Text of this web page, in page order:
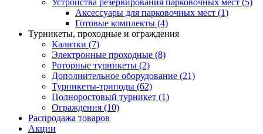
Устройства резервирования парковочных мест (5)
Аксессуары для парковочных мест (1)
Готовые комплекты (4)
Турникеты, проходные и ограждения
Калитки (7)
Электронные проходные (8)
Роторные турникеты (2)
Дополнительное оборудование (21)
Турникеты-триподы (62)
Полноростовый турникет (1)
Ограждения (10)
Распродажа товаров
Акции